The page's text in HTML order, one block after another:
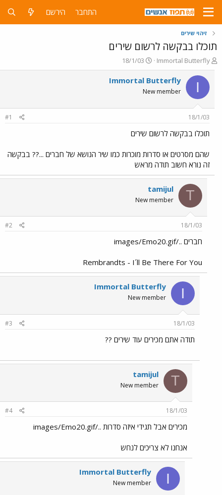
התחבר הירשם
זיהוי שירים
תוכלו בבקשה לרשום שירים
פ
ו
ת
ח
ה
ש
א
Immortal Butterfly
פ
ו
ר
ם
ר
18/1/03
I
Immortal Butterfly
New member
18/1/03
#1
תוכלו בבקשה לרשום שירים
שהם מסרטים או סדרות מוכרות כמו שיר הנושא של חברים ...?? בבקשה
זה נורא חשוב תודה מראש
T
tamijul
New member
18/1/03
#2
חברים ../images/Emo20.gif
Rembrandts - I´ll Be There For You
I
Immortal Butterfly
New member
18/1/03
#3
תודה אתם מכירים עוד שירים ??
T
tamijul
New member
18/1/03
#4
מכירים אבל תגידי איזה סדרות ../images/Emo20.gif
אנחנו לא צריכים לנחש
I
Immortal Butterfly
New member